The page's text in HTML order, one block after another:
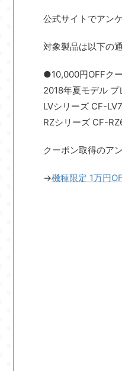
公式サイトでアン
対象製品は以下の通
●10,000円OFFク
2018年夏モデル
LVシリーズ CF-
RZシリーズ CF-
クーポン取得のア
→機種限定 1万円